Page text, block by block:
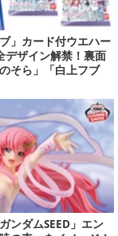
ブ」カード付ウエハー
デザイン解禁！裏面
そら」「白上フブ
手書きメッセージ入
ンダムSEED」エン